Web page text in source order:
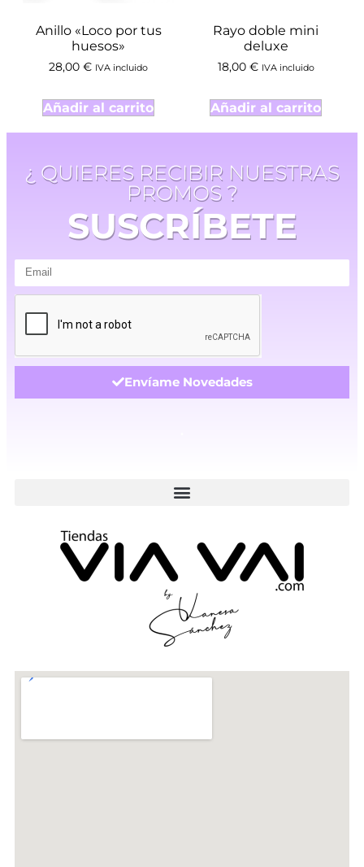
Anillo «Loco por tus
huesos»
28,00 € IVA incluido
Añadir al carrito
Rayo doble mini
deluxe
18,00 € IVA incluido
Añadir al carrito
¿ QUIERES RECIBIR NUESTRAS
PROMOS ?
SUSCRÍBETE
Envíame Novedades